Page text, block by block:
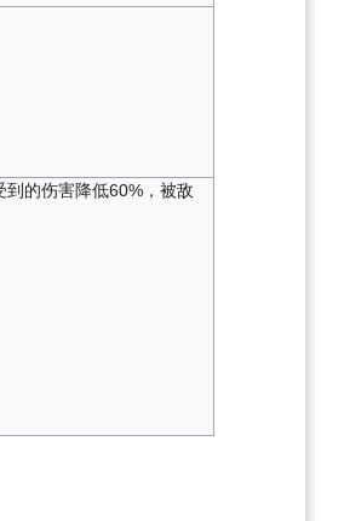
的伤害降低60%，被敌